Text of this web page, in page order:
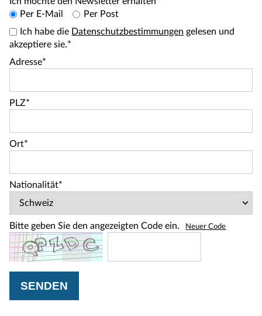
Per E-Mail
Per Post
Ich habe die Datenschutzbestimmungen gelesen und
akzeptiere sie.*
Adresse*
PLZ*
Ort*
Nationalität*
Bitte geben Sie den angezeigten Code ein. Neuer Code
SENDEN